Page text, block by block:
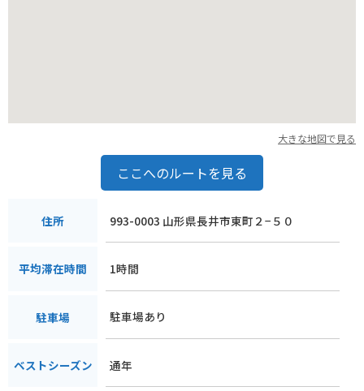
大きな地図で見る
ここへのルートを見る
住所 993-0003 山形県長井市東町２−５０
平均滞在時間 1時間
駐車場 駐車場あり
ベストシーズン 通年